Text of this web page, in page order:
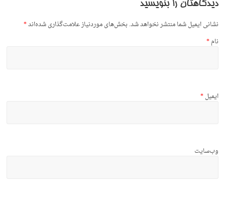
دیدگاهتان را بنویسید
نشانی ایمیل شما منتشر نخواهد شد. بخش‌های موردنیاز علامت‌گذاری شده‌اند*
نام*
ایمیل*
وب‌سایت